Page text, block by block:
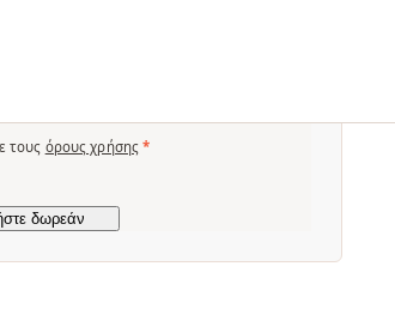
τους όρους χρήσης *